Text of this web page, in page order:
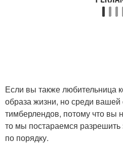
Если вы также любительница
образа жизни, но среди
тимберлендов, потому что вы
то мы постараемся
по порядку.